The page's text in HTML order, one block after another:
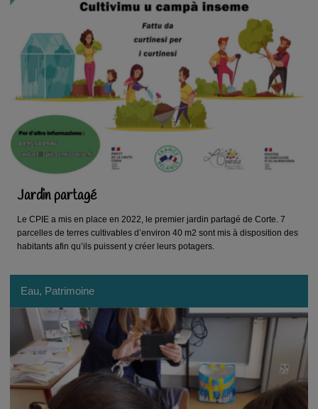
Jardin partagé
Le CPIE a mis en place en 2022, le premier jardin partagé de Corte. 7
parcelles de terres cultivables d’environ 40 m2 sont mis à disposition des
habitants afin qu’ils puissent y créer leurs potagers.
Eau, Patrimoine